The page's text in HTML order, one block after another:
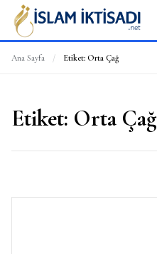
Ana Sayfa / Etiket: Orta Çağ
Etiket: Orta Çağ